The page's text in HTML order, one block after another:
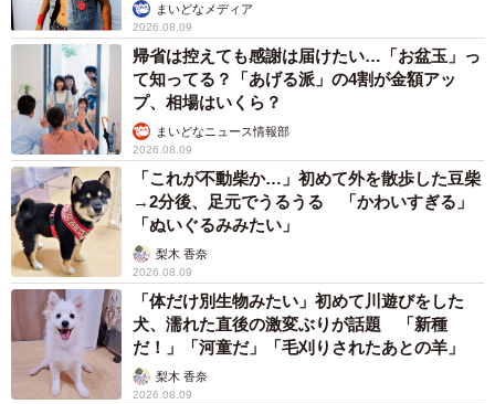
4/5
吸い込まれそうなキュルン顔
むすびちゃんにはユニークな一面もある。撫でている時
に、「かわいいちゃんはどこにいますかー？」と声をかけ
ると、振り向いて「あっ」という独特な鳴き声でお返事を
してくれるのだ。
まいどなメディア
2026.08.09
帰省は控えても感謝は届けたい…「お盆玉」っ
て知ってる？「あげる派」の4割が金額アッ
プ、相場はいくら？
まいどなニュース情報部
2026.08.09
「これが不動柴か…」初めて外を散歩した豆柴
→2分後、足元でうるうる 「かわいすぎる」
「ぬいぐるみみたい」
梨木 香奈
2026.08.09
「体だけ別生物みたい」初めて川遊びをした
犬、濡れた直後の激変ぶりが話題 「新種
だ！」「河童だ」「毛刈りされたあとの羊」
梨木 香奈
2026.08.09